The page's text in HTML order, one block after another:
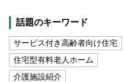
話題のキーワード
サービス付き高齢者向け住宅
住宅型有料老人ホーム
介護施設紹介